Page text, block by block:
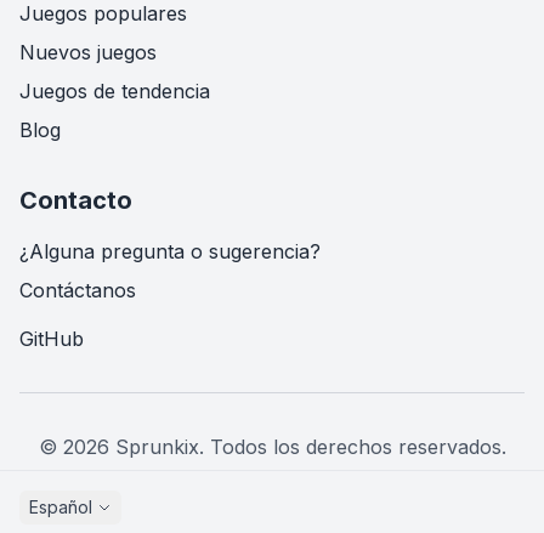
Español
Juegos populares
Nuevos juegos
Juegos de tendencia
Blog
Contacto
¿Alguna pregunta o sugerencia?
Contáctanos
GitHub
© 2026 Sprunkix. Todos los derechos reservados.